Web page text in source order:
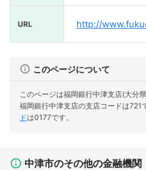
URL http://
このページについて
このページは福岡銀行中津支店(大分
福岡銀行中津支店の支店コードは721
ドは0177です。
中津市のその他の金融機関